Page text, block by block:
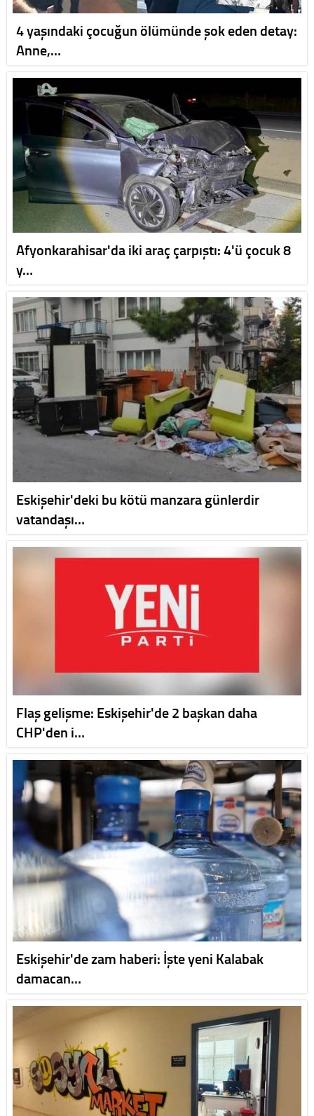
4 yaşındaki çocuğun ölümünde şok eden detay:
Anne,…
Afyonkarahisar'da iki araç çarpıştı: 4'ü çocuk 8
y…
Eskişehir'deki bu kötü manzara günlerdir
vatandaşı…
Flaş gelişme: Eskişehir'de 2 başkan daha
CHP'den i…
Eskişehir'de zam haberi: İşte yeni Kalabak
damacan…